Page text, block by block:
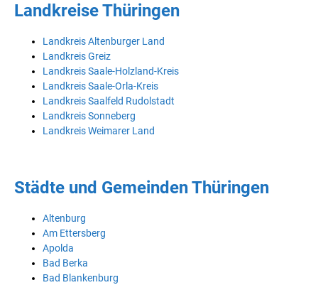
Landkreise Thüringen
Landkreis Altenburger Land
Landkreis Greiz
Landkreis Saale-Holzland-Kreis
Landkreis Saale-Orla-Kreis
Landkreis Saalfeld Rudolstadt
Landkreis Sonneberg
Landkreis Weimarer Land
Städte und Gemeinden Thüringen
Altenburg
Am Ettersberg
Apolda
Bad Berka
Bad Blankenburg